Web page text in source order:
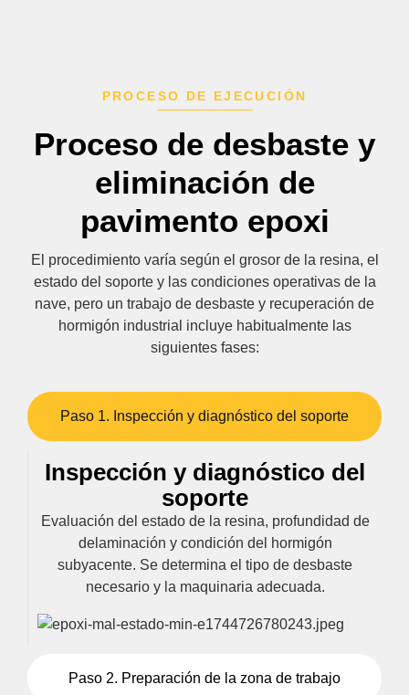
PROCESO DE EJECUCIÓN
Proceso de desbaste y
eliminación de
pavimento epoxi
El procedimiento varía según el grosor de la resina, el
estado del soporte y las condiciones operativas de la
nave, pero un trabajo de desbaste y recuperación de
hormigón industrial incluye habitualmente las
siguientes fases:
Paso 1. Inspección y diagnóstico del soporte
Paso 2. Preparación de la zona de trabajo
Inspección y diagnóstico del
soporte
Evaluación del estado de la resina, profundidad de
delaminación y condición del hormigón
subyacente. Se determina el tipo de desbaste
necesario y la maquinaria adecuada.